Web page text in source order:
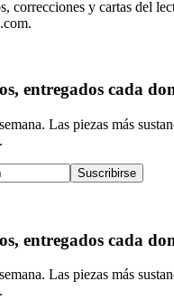
correcciones y cartas del
entregados cada
Las piezas más
Suscribirse
entregados cada
Las piezas más